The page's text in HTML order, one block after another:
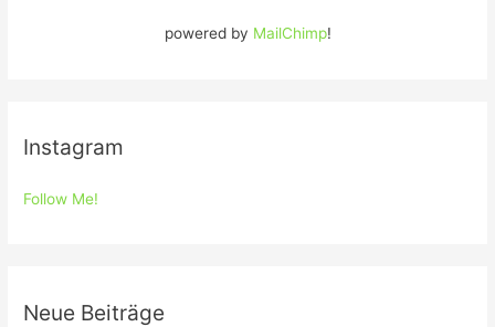
powered by MailChimp!
Instagram
Follow Me!
Neue Beiträge